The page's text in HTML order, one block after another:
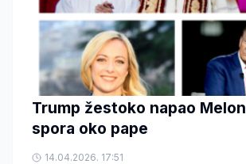
Trump žestoko napao
spora oko pape
14.04.2026. 17:51